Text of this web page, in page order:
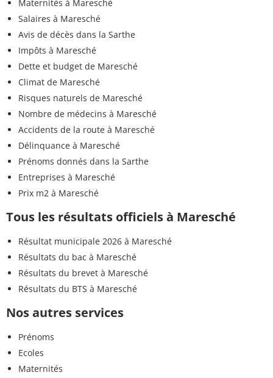
Maternités à Maresché
Salaires à Maresché
Avis de décès dans la Sarthe
Impôts à Maresché
Dette et budget de Maresché
Climat de Maresché
Risques naturels de Maresché
Nombre de médecins à Maresché
Accidents de la route à Maresché
Délinquance à Maresché
Prénoms donnés dans la Sarthe
Entreprises à Maresché
Prix m2 à Maresché
Tous les résultats officiels à Maresché
Résultat municipale 2026 à Maresché
Résultats du bac à Maresché
Résultats du brevet à Maresché
Résultats du BTS à Maresché
Nos autres services
Prénoms
Ecoles
Maternités